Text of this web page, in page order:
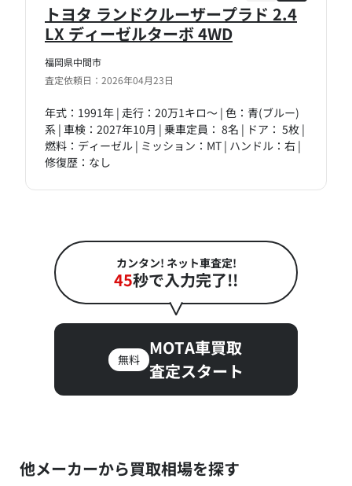
福岡県中間市
査定依頼日：2026年04月23日
トヨタ ランドクルーザープラド 2.4
LX ディーゼルターボ 4WD
年式：1991年 | 走行：20万1キロ～ | 色：青(ブルー)
系 | 車検：2027年10月 | 乗車定員： 8名 | ドア： 5枚 |
燃料：ディーゼル | ミッション：MT | ハンドル：右 |
修復歴：なし
カンタン! ネット車査定!
45秒で入力完了!!
無料
MOTA車買取
査定スタート
他メーカーから買取相場を探す